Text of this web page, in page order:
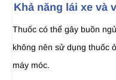
Khả năng lái xe và
Thuốc có thể gây buồn
không nên sử dụng thuốc
máy móc.